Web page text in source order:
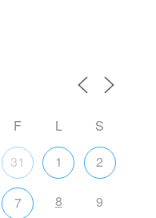
F L
S
31 1 2
7 8 9